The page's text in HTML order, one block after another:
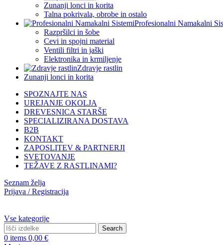
Zunanji lonci in korita
Talna pokrivala, obrobe in ostalo
Profesionalni Namakalni
Razpršilci in šobe
Cevi in spojni material
Ventili filtri in jaški
Elektronika in krmiljenje
Zdravje rastlin
Zunanji lonci in korita
SPOZNAJTE NAS
UREJANJE OKOLJA
DREVESNICA STARŠE
SPECIALIZIRANA DOSTAVA
B2B
KONTAKT
ZAPOSLITEV & PARTNERJI
SVETOVANJE
TEŽAVE Z RASTLINAMI?
Seznam želja
Prijava / Registracija
Vse kategorije
Search
0 items 0,00 €